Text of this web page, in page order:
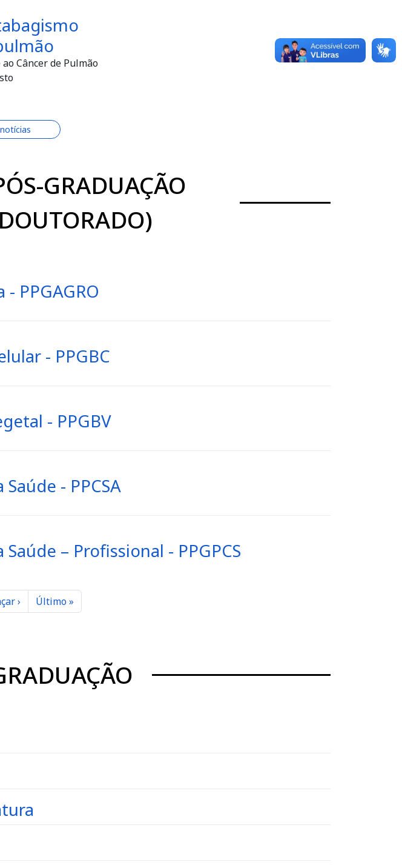
Câncer de Pulmão
GRADUAÇÃO
PPGAGRO
- PPGBC
- PPGBV
- PPCSA
– Profissional - PPGPCS
página
› Última página
Último »